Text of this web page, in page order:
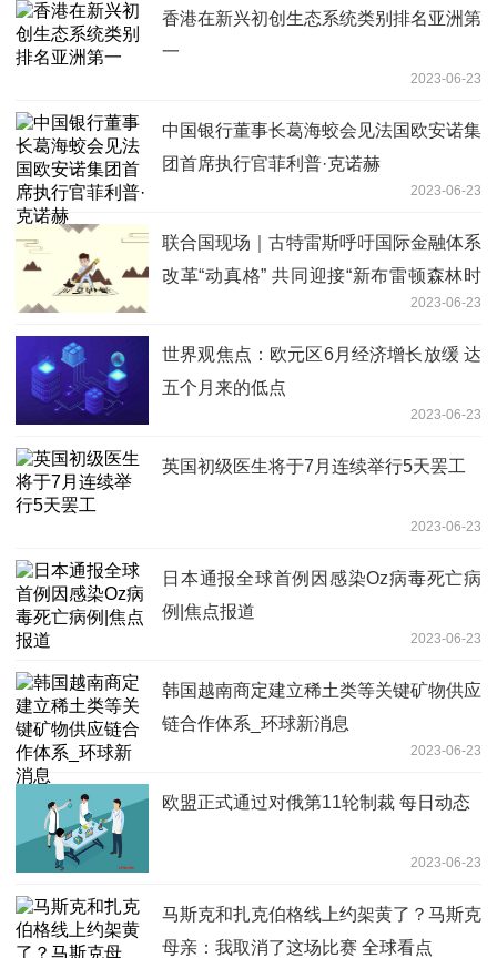
香港在新兴初创生态系统类别排名亚洲第
一
2023-06-23
中国银行董事长葛海蛟会见法国欧安诺集
团首席执行官菲利普·克诺赫
2023-06-23
联合国现场｜古特雷斯呼吁国际金融体系
改革“动真格” 共同迎接“新布雷顿森林时
2023-06-23
世界观焦点：欧元区6月经济增长放缓 达
五个月来的低点
2023-06-23
英国初级医生将于7月连续举行5天罢工
2023-06-23
日本通报全球首例因感染Oz病毒死亡病
例|焦点报道
2023-06-23
韩国越南商定建立稀土类等关键矿物供应
链合作体系_环球新消息
2023-06-23
欧盟正式通过对俄第11轮制裁 每日动态
2023-06-23
马斯克和扎克伯格线上约架黄了？马斯克
母亲：我取消了这场比赛 全球看点